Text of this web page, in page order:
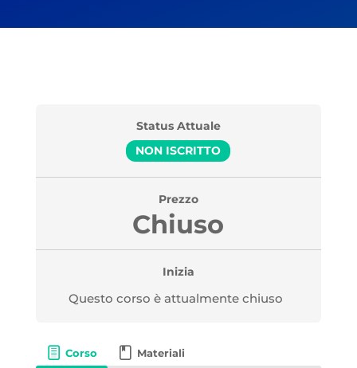
Status Attuale
NON ISCRITTO
Prezzo
Chiuso
Inizia
Questo corso è attualmente chiuso
Corso Materiali